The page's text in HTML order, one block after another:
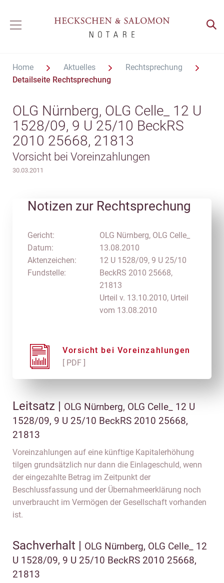
Home Aktuelles
Rechtsprechung
Detailseite Rechtsprechung
OLG Nürnberg, OLG Celle_ 12 U
1528/09, 9 U 25/10 BeckRS
2010 25668, 21813
Vorsicht bei Voreinzahlungen
30.03.2011
Notizen zur Rechtsprechung
Gericht:
Datum:
Aktenzeichen:
Fundstelle:
OLG Nürnberg, OLG Celle_
13.08.2010
12 U 1528/09, 9 U 25/10
BeckRS 2010 25668,
21813
Urteil v. 13.10.2010, Urteil
vom 13.08.2010
Vorsicht bei Voreinzahlungen
[ PDF ]
Leitsatz | OLG Nürnberg, OLG Celle_ 12 U
1528/09, 9 U 25/10 BeckRS 2010 25668,
21813
Voreinzahlungen auf eine künftige Kapitalerhöhung
tilgen grundsätzlich nur dann die Einlageschuld, wenn
der eingezahlte Betrag im Zeitpunkt der
Beschlussfassung und der Übernahmeerklärung noch
unverbraucht im Vermögen der Gesellschaft vorhanden
ist.
Sachverhalt | OLG Nürnberg, OLG Celle_ 12
U 1528/09, 9 U 25/10 BeckRS 2010 25668,
21813